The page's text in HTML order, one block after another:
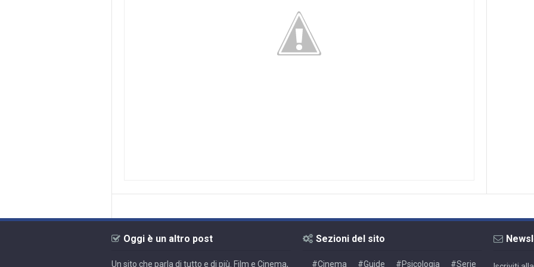
Oggi è un altro post
Un sito che parla di tutto e di più. Film e Cinema,
Sezioni del sito
#Cinema #Guide #Psicologia #Serie